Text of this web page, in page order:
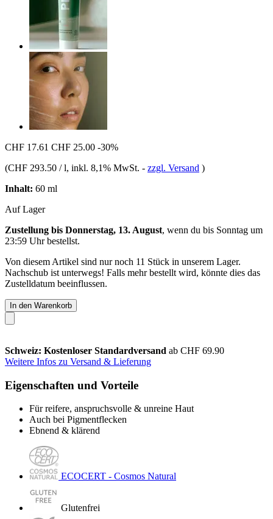
CHF 17.61 CHF 25.00 -30%
(CHF 293.50 / l, inkl. 8,1% MwSt. - zzgl. Versand )
Inhalt: 60 ml
Auf Lager
Zustellung bis Donnerstag, 13. August, wenn du bis Sonntag um
23:59 Uhrbestellst.
Von diesem Artikel sind nur noch 11 Stück in unserem Lager.
Nachschub ist unterwegs! Falls mehr bestellt wird, könnte dies das
Zustelldatum beeinflussen.
In den Warenkorb
Schweiz: Kostenloser Standardversand ab CHF 69.90
Weitere Infos zu Versand & Lieferung
Eigenschaften und Vorteile
Für reifere, anspruchsvolle & unreine Haut
Auch bei Pigmentflecken
Ebnend & klärend
ECOCERT - Cosmos Natural
Glutenfrei